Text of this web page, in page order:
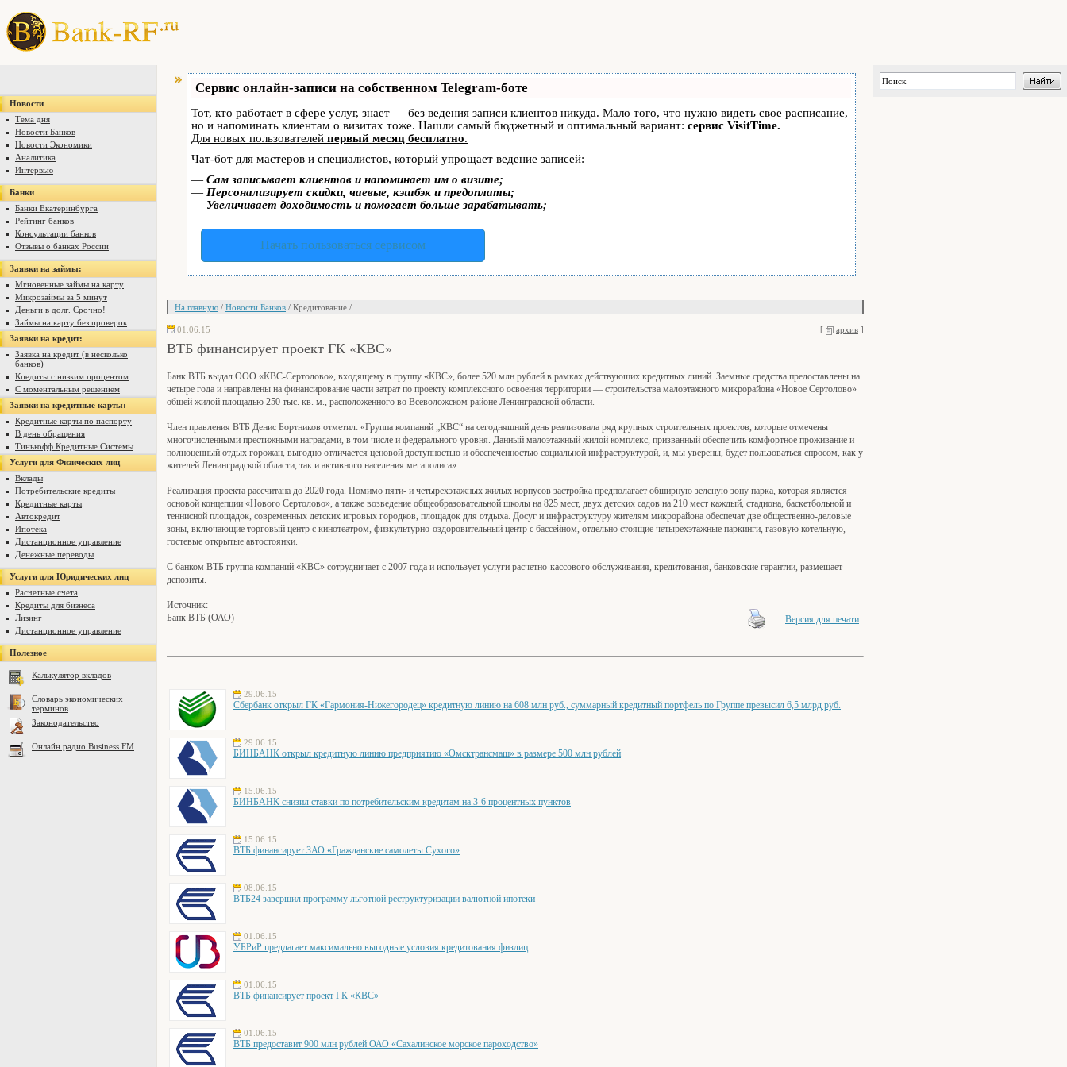
Новости
Тема дня
Новости Банков
Новости Экономики
Аналитика
Интервью
Банки
Банки Екатеринбурга
Рейтинг банков
Консультации банков
Отзывы о банках России
Заявки на займы:
Мгновенные займы на карту
Микрозаймы за 5 минут
Деньги в долг. Срочно!
Займы на карту без проверок
Заявки на кредит:
Заявка на кредит (в несколько
банков)
Кпедиты с низким процентом
С моментальным решением
Заявки на кредитные карты:
Кредитные карты по паспорту
В день обращения
Тинькофф Кредитные Системы
Услуги для Физических лиц
Вклады
Потребительские кредиты
Кредитные карты
Автокредит
Ипотека
Дистанционное управление
Денежные переводы
Услуги для Юридических лиц
Расчетные счета
Кредиты для бизнеса
Лизинг
Дистанционное управление
Полезное
Калькулятор вкладов
Словарь экономических
терминов
Законодательство
Онлайн радио Business FM
Сервис онлайн-записи на собственном Telegram-боте
Тот, кто работает в сфере услуг, знает — без ведения записи клиентов никуда. Мало того, что нужно видеть свое расписание,
но и напоминать клиентам о визитах тоже. Нашли самый бюджетный и оптимальный вариант: сервис VisitTime.
Для новых пользователей первый месяц бесплатно.
Чат-бот для мастеров и специалистов, который упрощает ведение записей:
— Сам записывает клиентов и напоминает им о визите;
— Персонализирует скидки, чаевые, кэшбэк и предоплаты;
— Увеличивает доходимость и помогает больше зарабатывать;
Начать пользоваться сервисом
На главную / Новости Банков / Кредитование /
[ архив ]
01.06.15
ВТБ финансирует проект ГК «КВС»
Банк ВТБ выдал ООО «КВС-Сертолово», входящему в группу «КВС», более 520 млн рублей в рамках действующих кредитных линий. Заемные средства предоставлены на
четыре года и направлены на финансирование части затрат по проекту комплексного освоения территории — строительства малоэтажного микрорайона «Новое Сертолово»
общей жилой площадью 250 тыс. кв. м., расположенного во Всеволожском районе Ленинградской области.
Член правления ВТБ Денис Бортников отметил: «Группа компаний „КВС“ на сегодняшний день реализовала ряд крупных строительных проектов, которые отмечены
многочисленными престижными наградами, в том числе и федерального уровня. Данный малоэтажный жилой комплекс, призванный обеспечить комфортное проживание и
полноценный отдых горожан, выгодно отличается ценовой доступностью и обеспеченностью социальной инфраструктурой, и, мы уверены, будет пользоваться спросом, как у
жителей Ленинградской области, так и активного населения мегаполиса».
Реализация проекта рассчитана до 2020 года. Помимо пяти- и четырехэтажных жилых корпусов застройка предполагает обширную зеленую зону парка, которая является
основой концепции «Нового Сертолово», а также возведение общеобразовательной школы на 825 мест, двух детских садов на 210 мест каждый, стадиона, баскетбольной и
теннисной площадок, современных детских игровых городков, площадок для отдыха. Досуг и инфраструктуру жителям микрорайона обеспечат две общественно-деловые
зоны, включающие торговый центр с кинотеатром, физкультурно-оздоровительный центр с бассейном, отдельно стоящие четырехэтажные паркинги, газовую котельную,
гостевые открытые автостоянки.
С банком ВТБ группа компаний «КВС» сотрудничает с 2007 года и использует услуги расчетно-кассового обслуживания, кредитования, банковские гарантии, размещает
депозиты.
Источник:
Банк ВТБ (ОАО)
Версия для печати
29.06.15
Сбербанк открыл ГК «Гармония-Нижегородец» кредитную линию на 608 млн руб., суммарный кредитный портфель по Группе превысил 6,5 млрд руб.
29.06.15
БИНБАНК открыл кредитную линию предприятию «Омсктрансмаш» в размере 500 млн рублей
15.06.15
БИНБАНК снизил ставки по потребительским кредитам на 3-6 процентных пунктов
15.06.15
ВТБ финансирует ЗАО «Гражданские самолеты Сухого»
08.06.15
ВТБ24 завершил программу льготной реструктуризации валютной ипотеки
01.06.15
УБРиР предлагает максимально выгодные условия кредитования физлиц
01.06.15
ВТБ финансирует проект ГК «КВС»
01.06.15
ВТБ предоставит 900 млн рублей ОАО «Сахалинское морское пароходство»